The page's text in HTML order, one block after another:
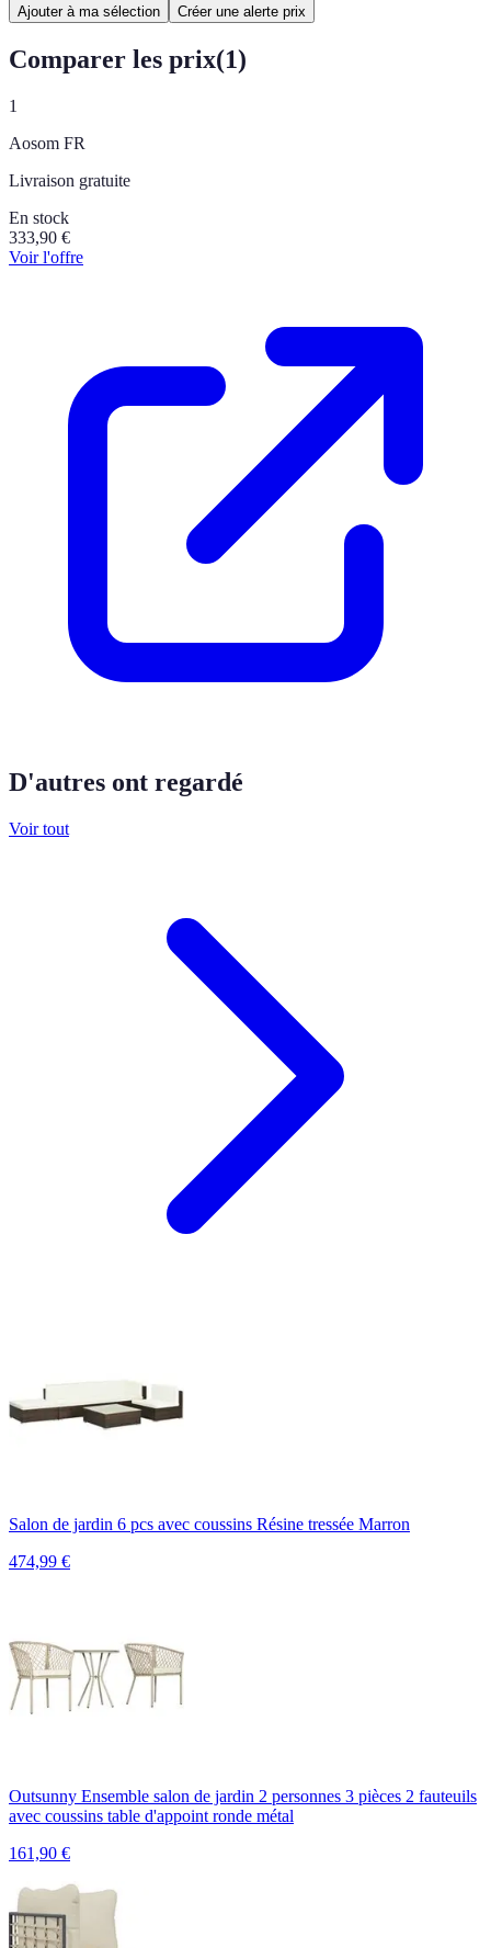
Ajouter à ma sélection Créer une alerte prix
Comparer les prix(1)
1
Aosom FR
Livraison gratuite
En stock
333,90 €
Voir l'offre
D'autres ont regardé
Voir tout
Salon de jardin 6 pcs avec coussins Résine tressée Marron
474,99 €
Outsunny Ensemble salon de jardin 2 personnes 3 pièces 2 fauteuils
avec coussins table d'appoint ronde métal
161,90 €